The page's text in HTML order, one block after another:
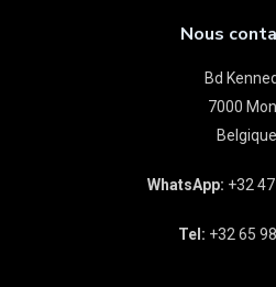
Nous
Bd
7000
Belgique
WhatsApp: +32
Tel: +32 65